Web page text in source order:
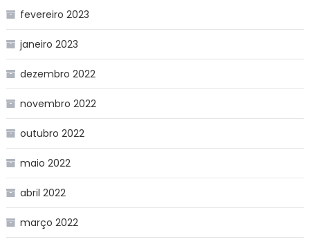
fevereiro 2023
janeiro 2023
dezembro 2022
novembro 2022
outubro 2022
maio 2022
abril 2022
março 2022